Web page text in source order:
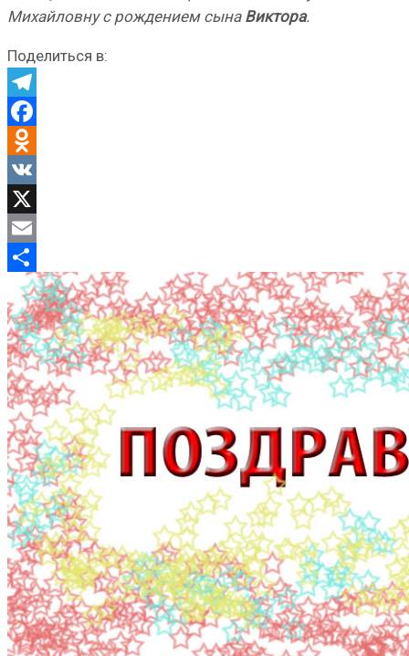
Михайловну с рождением сына Виктора.
Поделиться в:
Telegram
Facebook
Odnoklassniki
VK
X
Email
Отправить